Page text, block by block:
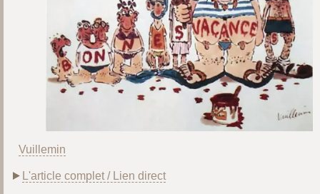
Vuillemin
L'article complet / Lien direct